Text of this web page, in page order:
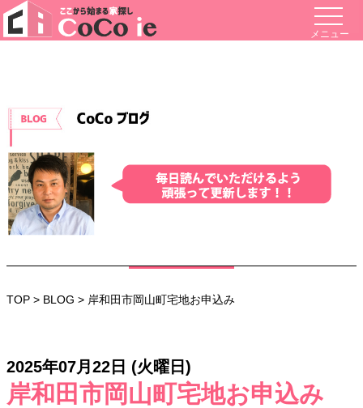
メニュー
TOP > BLOG > 岸和田市岡山町宅地お申込み
2025年07月22日 (火曜日)
岸和田市岡山町宅地お申込み